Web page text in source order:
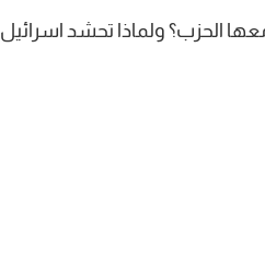
الحزب؟ ولماذا تحشد اسرائيل